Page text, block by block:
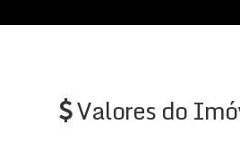
Valores do